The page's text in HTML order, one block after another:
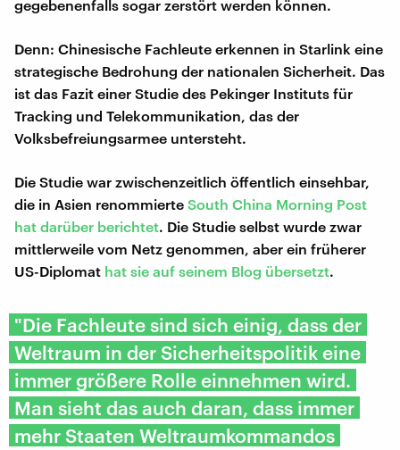
gegebenenfalls sogar zerstört werden können.
Denn: Chinesische Fachleute erkennen in Starlink eine
strategische Bedrohung der nationalen Sicherheit. Das
ist das Fazit einer Studie des Pekinger Instituts für
Tracking und Telekommunikation, das der
Volksbefreiungsarmee untersteht.
Die Studie war zwischenzeitlich öffentlich einsehbar,
die in Asien renommierte South China Morning Post
hat darüber berichtet. Die Studie selbst wurde zwar
mittlerweile vom Netz genommen, aber ein früherer
US-Diplomat hat sie auf seinem Blog übersetzt.
"Die Fachleute sind sich einig, dass der
Weltraum in der Sicherheitspolitik eine
immer größere Rolle einnehmen wird.
Man sieht das auch daran, dass immer
mehr Staaten Weltraumkommandos